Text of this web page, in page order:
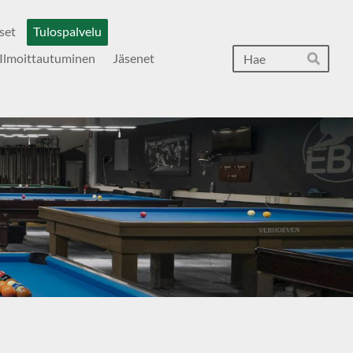
Tulospalvelu
Jäsenet
Hae